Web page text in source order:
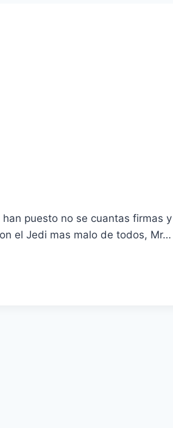
puesto no se cuantas firmas
el Jedi mas malo de todos, Mr…